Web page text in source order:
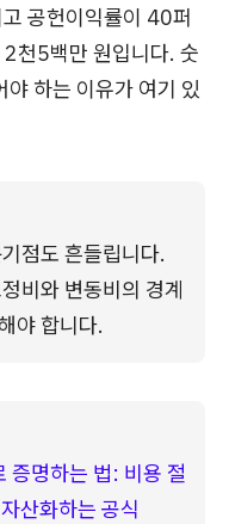
공헌이익률이 40퍼
천5백만 원입니다. 숫
하는 이유가 여기 있
점도 흔들립니다.
비와 변동비의 경계
야 합니다.
명하는 법: 비용 절
산화하는 공식